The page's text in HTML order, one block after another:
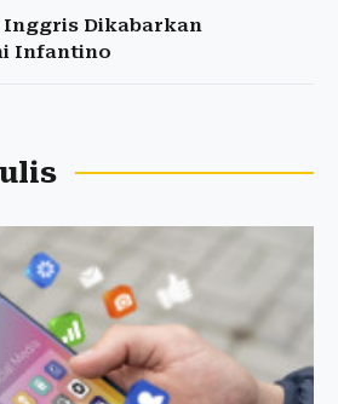
Inggris Dikabarkan
Infantino